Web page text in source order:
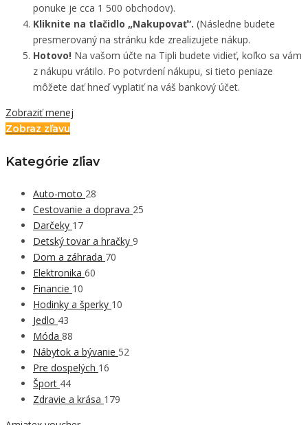
ponuke je cca 1 500 obchodov).
Kliknite na tlačidlo „Nakupovať“. (Následne budete
presmerovaný na stránku kde zrealizujete nákup.
Hotovo! Na vašom účte na Tipli budete vidieť, koľko sa vám
z nákupu vrátilo. Po potvrdení nákupu, si tieto peniaze
môžete dať hneď vyplatiť na váš bankový účet.
Zobraziť menej
Zobraz zľavu
Kategórie zľiav
Auto-moto 28
Cestovanie a doprava 25
Darčeky 17
Detský tovar a hračky 9
Dom a záhrada 70
Elektronika 60
Financie 10
Hodinky a šperky 10
Jedlo 43
Móda 88
Nábytok a bývanie 52
Pre dospelých 16
Šport 44
Zdravie a krása 179